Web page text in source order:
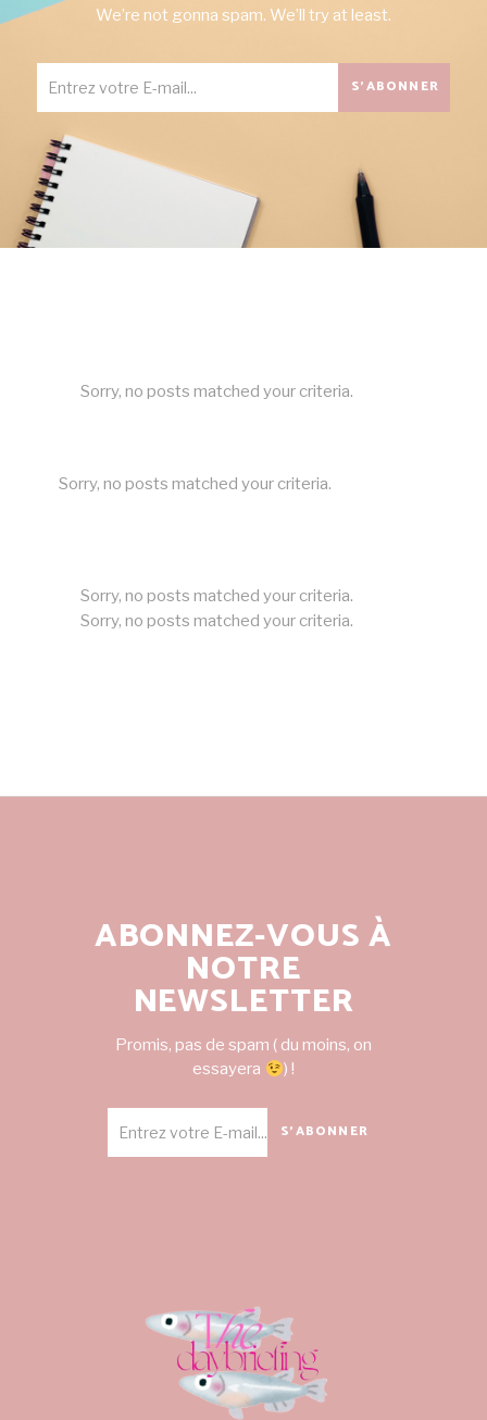
We’re not gonna spam. We’ll try at least.
S'ABONNER
Sorry, no posts matched your criteria.
Sorry, no posts matched your criteria.
Sorry, no posts matched your criteria.
Sorry, no posts matched your criteria.
ABONNEZ-VOUS À
NOTRE
NEWSLETTER
Promis, pas de spam ( du moins, on
essayera
) !
S'ABONNER